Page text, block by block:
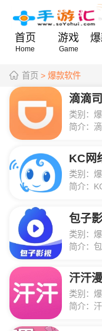
首页
Home
游戏
Game
首页 > 爆款软件
滴滴
类别：
简介：
KC网
类别：
简介：
包子
类别：
简介：包
汗汗
类别：
简介：